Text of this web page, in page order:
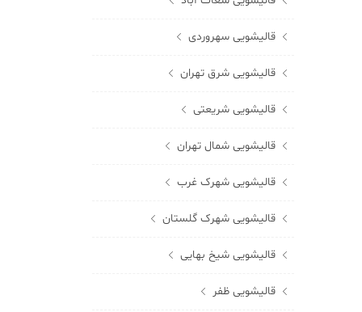
قالیشویی سهروردی
قالیشویی شرق تهران
قالیشویی شریعتی
قالیشویی شمال تهران
قالیشویی شهرک غرب
قالیشویی شهرک گلستان
قالیشویی شیخ بهایی
قالیشویی ظفر